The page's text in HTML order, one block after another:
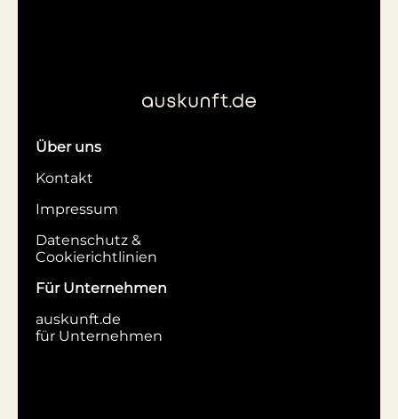
Über uns
Kontakt
Impressum
Datenschutz &
Cookierichtlinien
Für Unternehmen
auskunft.de
für Unternehmen